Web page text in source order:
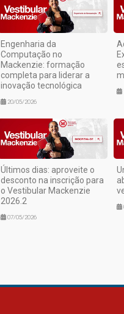
Engenharia da
Computação no
Mackenzie: formação
completa para liderar a
inovação tecnológica
20/05/2026
Últimos dias: aproveite o
desconto na inscrição para
o Vestibular Mackenzie
2026.2
07/05/2026